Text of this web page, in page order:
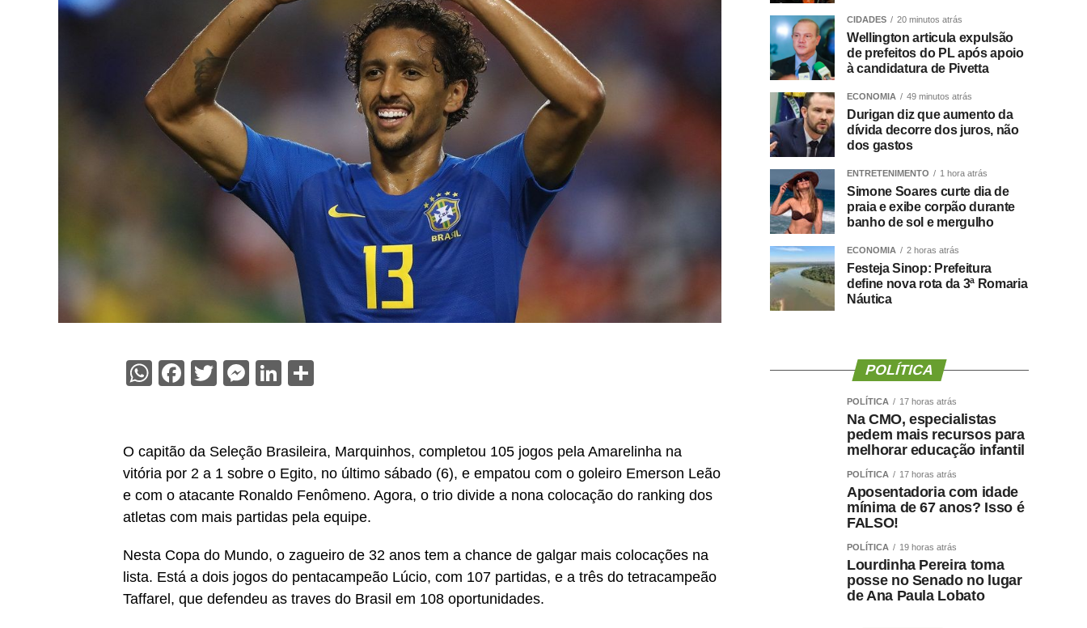
WhatsApp
Facebook
TwitterMessenger
LinkedIn
O capitão da Seleção Brasileira, Marquinhos, completou 105 jogos pela Amarelinha na
vitória por 2 a 1 sobre o Egito, no último sábado (6), e empatou com o goleiro Emerson Leão
e com o atacante Ronaldo Fenômeno. Agora, o trio divide a nona colocação do ranking dos
atletas com mais partidas pela equipe.
Nesta Copa do Mundo, o zagueiro de 32 anos tem a chance de galgar mais colocações na
lista. Está a dois jogos do pentacampeão Lúcio, com 107 partidas, e a três do tetracampeão
Taffarel, que defendeu as traves do Brasil em 108 oportunidades.
CIDADES 20 minutos atrás
Wellington articula expulsão
de prefeitos do PL após apoio
à candidatura de Pivetta
ECONOMIA 49 minutos atrás
Durigan diz que aumento da
dívida decorre dos juros, não
dos gastos
ENTRETENIMENTO 1 hora atrás
Simone Soares curte dia de
praia e exibe corpão durante
banho de sol e mergulho
ECONOMIA 2 horas atrás
Festeja Sinop: Prefeitura
define nova rota da 3ª Romaria
Náutica
POLÍTICA
POLÍTICA 17 horas atrás
Na CMO, especialistas
pedem mais recursos para
melhorar educação infantil
POLÍTICA 17 horas atrás
Aposentadoria com idade
mínima de 67 anos? Isso é
FALSO!
POLÍTICA 19 horas atrás
Lourdinha Pereira toma
posse no Senado no lugar
de Ana Paula Lobato